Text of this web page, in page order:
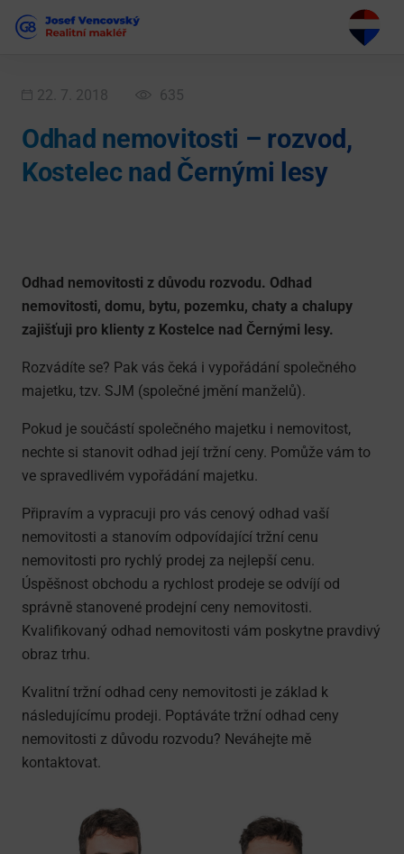
22. 7. 2018 635
Odhad nemovitosti – rozvod,
Kostelec nad Černými lesy
Odhad nemovitosti z důvodu rozvodu. Odhad
nemovitosti, domu, bytu, pozemku, chaty a chalupy
zajišťuji pro klienty z Kostelce nad Černými lesy.
Rozvádíte se? Pak vás čeká i vypořádání společného
majetku, tzv. SJM (společné jmění manželů).
Pokud je součástí společného majetku i nemovitost,
nechte si stanovit odhad její tržní ceny. Pomůže vám to
ve spravedlivém vypořádání majetku.
Připravím a vypracuji pro vás cenový odhad vaší
nemovitosti a stanovím odpovídající tržní cenu
nemovitosti pro rychlý prodej za nejlepší cenu.
Úspěšnost obchodu a rychlost prodeje se odvíjí od
správně stanovené prodejní ceny nemovitosti.
Kvalifikovaný odhad nemovitosti vám poskytne pravdivý
obraz trhu.
Kvalitní tržní odhad ceny nemovitosti je základ k
následujícímu prodeji. Poptáváte tržní odhad ceny
nemovitosti z důvodu rozvodu? Neváhejte mě
kontaktovat.